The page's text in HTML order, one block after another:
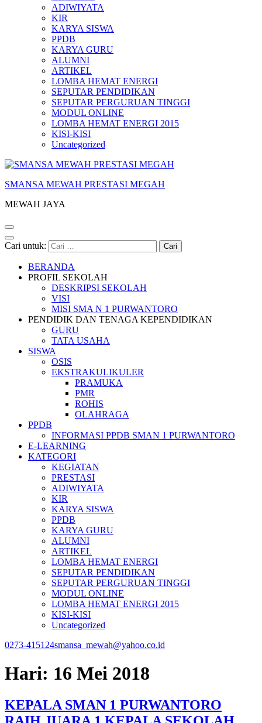
ADIWIYATA
KIR
KARYA SISWA
PPDB
KARYA GURU
ALUMNI
ARTIKEL
LOMBA HEMAT ENERGI
SEPUTAR PENDIDIKAN
SEPUTAR PERGURUAN TINGGI
MODUL ONLINE
LOMBA HEMAT ENERGI 2015
KISI-KISI
Uncategorized
SMANSA MEWAH PRESTASI MEGAH
MEWAH JAYA
Cari untuk:
BERANDA
PROFIL SEKOLAH
DESKRIPSI SEKOLAH
VISI
MISI SMA N 1 PURWANTORO
PENDIDIK DAN TENAGA KEPENDIDIKAN
GURU
TATA USAHA
SISWA
OSIS
EKSTRAKULIKULER
PRAMUKA
PMR
ROHIS
OLAHRAGA
PPDB
INFORMASI PPDB SMAN 1 PURWANTORO
E-LEARNING
KATEGORI
KEGIATAN
PRESTASI
ADIWIYATA
KIR
KARYA SISWA
PPDB
KARYA GURU
ALUMNI
ARTIKEL
LOMBA HEMAT ENERGI
SEPUTAR PENDIDIKAN
SEPUTAR PERGURUAN TINGGI
MODUL ONLINE
LOMBA HEMAT ENERGI 2015
KISI-KISI
Uncategorized
0273-415124smansa_mewah@yahoo.co.id
Hari: 16 Mei 2018
KEPALA SMAN 1 PURWANTORO